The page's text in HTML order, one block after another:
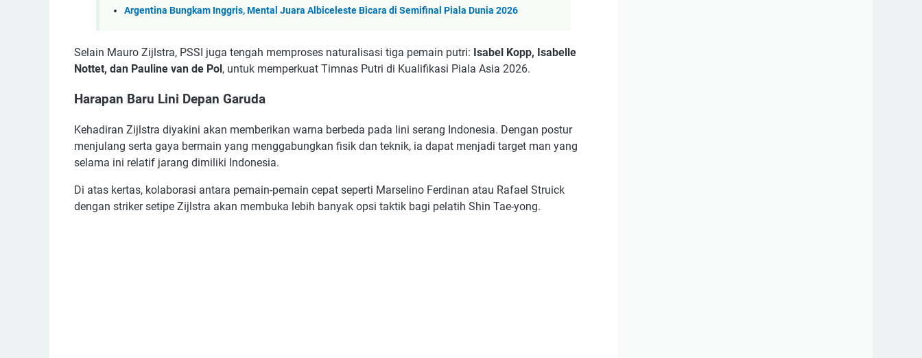
Argentina Bungkam Inggris, Mental Juara Albiceleste Bicara di Semifinal Piala Dunia 2026
Selain Mauro Zijlstra, PSSI juga tengah memproses naturalisasi tiga pemain putri: Isabel Kopp, Isabelle
Nottet, dan Pauline van de Pol, untuk memperkuat Timnas Putri di Kualifikasi Piala Asia 2026.
Harapan Baru Lini Depan Garuda
Kehadiran Zijlstra diyakini akan memberikan warna berbeda pada lini serang Indonesia. Dengan postur
menjulang serta gaya bermain yang menggabungkan fisik dan teknik, ia dapat menjadi target man yang
selama ini relatif jarang dimiliki Indonesia.
Di atas kertas, kolaborasi antara pemain-pemain cepat seperti Marselino Ferdinan atau Rafael Struick
dengan striker setipe Zijlstra akan membuka lebih banyak opsi taktik bagi pelatih Shin Tae-yong.